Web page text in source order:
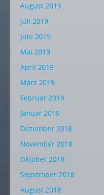
August 2019
Juli 2019
Juni 2019
Mai 2019
April 2019
März 2019
Februar 2019
Januar 2019
Dezember 2018
November 2018
Oktober 2018
September 2018
August 2018